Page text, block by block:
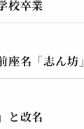
校卒業
名「志ん坊」
と改名